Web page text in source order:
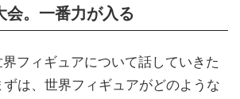
会。一番力が入る
フィギュアについて話していきた
は、世界フィギュアがどのような